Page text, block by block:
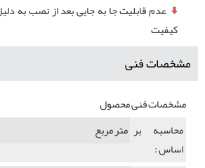
عدم قابلیت جا به جایی بعد از نصب به
کیفیت
مشخصات فنی
مشخصات فنی محصول
محاسبه بر
اساس :
متر مربع